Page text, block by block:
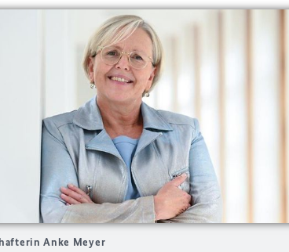
Anke Meyer